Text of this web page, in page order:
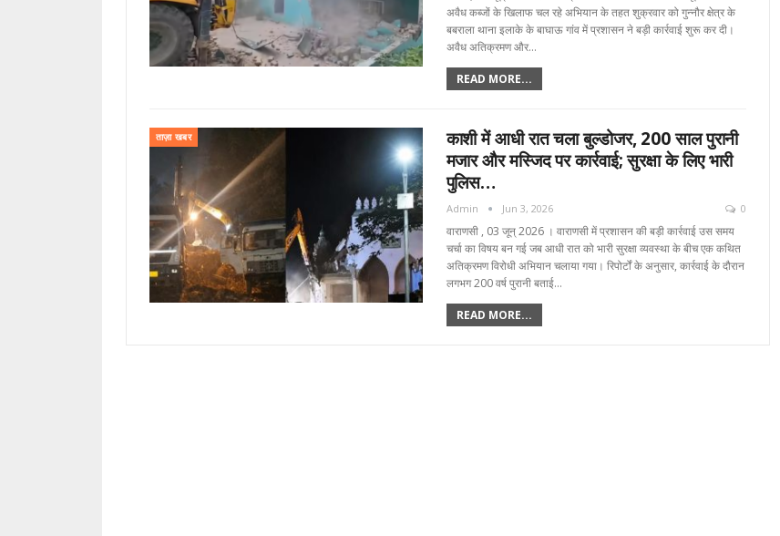
अवैध कब्जों के खिलाफ चल रहे अभियान के तहत शुक्रवार को गुन्नौर क्षेत्र के
बबराला थाना इलाके के बाघाऊ गांव में प्रशासन ने बड़ी कार्रवाई शुरू कर दी।
अवैध अतिक्रमण और…
READ MORE...
ताज़ा खबर
काशी में आधी रात चला बुल्डोजर, 200 साल पुरानी
मजार और मस्जिद पर कार्रवाई; सुरक्षा के लिए भारी
पुलिस…
Admin Jun 3, 2026 0
वाराणसी , 03 जून्‌ 2026 । वाराणसी में प्रशासन की बड़ी कार्रवाई उस समय
चर्चा का विषय बन गई जब आधी रात को भारी सुरक्षा व्यवस्था के बीच एक कथित
अतिक्रमण विरोधी अभियान चलाया गया। रिपोर्टों के अनुसार, कार्रवाई के दौरान
लगभग 200 वर्ष पुरानी बताई…
READ MORE...